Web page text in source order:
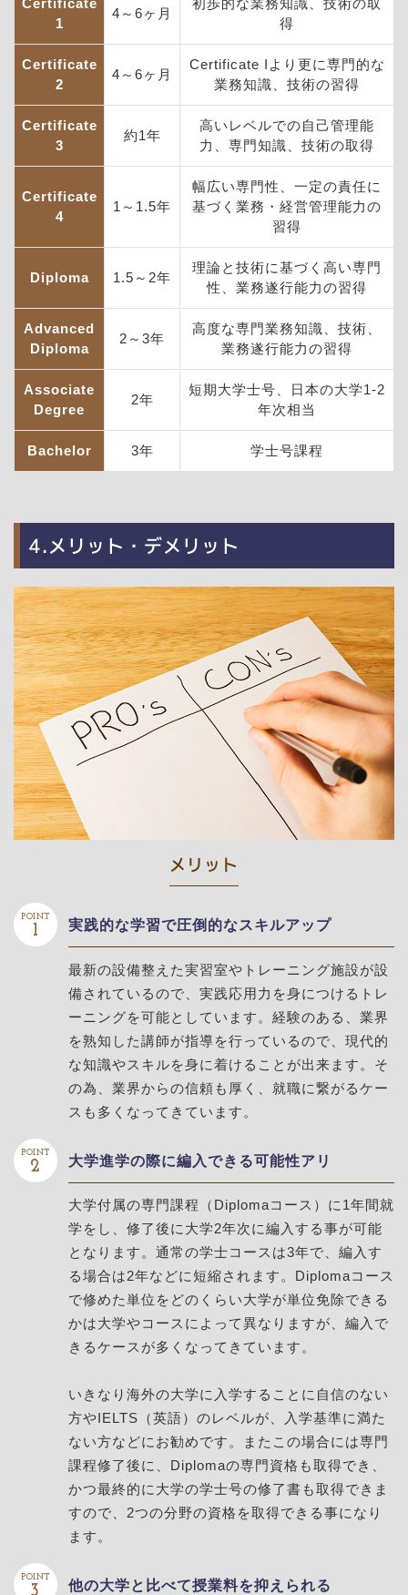
Certificate
1
4～6ヶ月
初歩的な業務知識、技術の取
得
Certificate
2
4～6ヶ月
Certificate Iより更に専門的な
業務知識、技術の習得
Certificate
3
約1年
高いレベルでの自己管理能
力、専門知識、技術の取得
Certificate
4
1～1.5年
幅広い専門性、一定の責任に
基づく業務・経営管理能力の
習得
Diploma 1.5～2年
理論と技術に基づく高い専門
性、業務遂行能力の習得
Advanced
Diploma
2～3年
高度な専門業務知識、技術、
業務遂行能力の習得
Associate
Degree
2年
短期大学士号、日本の大学1-2
年次相当
Bachelor 3年 学士号課程
4.メリット・デメリット
メリット
POINT
1 実践的な学習で圧倒的なスキルアップ
最新の設備整えた実習室やトレーニング施設が設
備されているので、実践応用力を身につけるトレ
ーニングを可能としています。経験のある、業界
を熟知した講師が指導を行っているので、現代的
な知識やスキルを身に着けることが出来ます。そ
の為、業界からの信頼も厚く、就職に繋がるケー
スも多くなってきています。
POINT
2 大学進学の際に編入できる可能性アリ
大学付属の専門課程（Diplomaコース）に1年間就
学をし、修了後に大学2年次に編入する事が可能
となります。通常の学士コースは3年で、編入す
る場合は2年などに短縮されます。Diplomaコース
で修めた単位をどのくらい大学が単位免除できる
かは大学やコースによって異なりますが、編入で
きるケースが多くなってきています。
いきなり海外の大学に入学することに自信のない
方やIELTS（英語）のレベルが、入学基準に満た
ない方などにお勧めです。またこの場合には専門
課程修了後に、Diplomaの専門資格も取得でき、
かつ最終的に大学の学士号の修了書も取得できま
すので、2つの分野の資格を取得できる事になり
ます。
POINT
他の大学と比べて授業料を抑えられる